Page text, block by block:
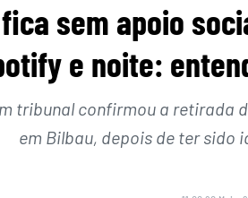
sem apoio
e noite:
tribunal confirmou a retirada
em Bilbau, depois de ter sido